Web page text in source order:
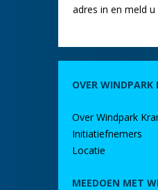
adres in en meld u
OVER WINDPARK
Over Windpark
Initiatiefnemers
Locatie
MEEDOEN MET